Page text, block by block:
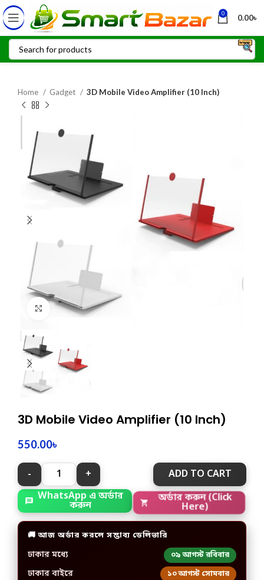
0 0.00৳
Home Gadget 3D Mobile Video Amplifier (10 Inch)
Click to enlarge
3D Mobile Video Amplifier (10 Inch)
550.00৳
ADD TO CART
WhatsApp এ অর্ডার
করুন
অর্ডার করুন (Click
Here)
🚚 আজ অর্ডার করলে সম্ভাব্য ডেলিভারি
ঢাকার মধ্যে ০৯ আগস্ট রবিবার
ঢাকার বাইরে ১০ আগস্ট সোমবার